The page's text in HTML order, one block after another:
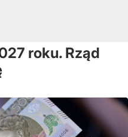
roku. Rząd